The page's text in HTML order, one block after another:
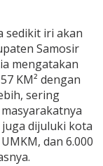
sedikit iri akan
Samosir
mengatakan
KM² dengan
sering
juga dijuluki kota
dan 6.000